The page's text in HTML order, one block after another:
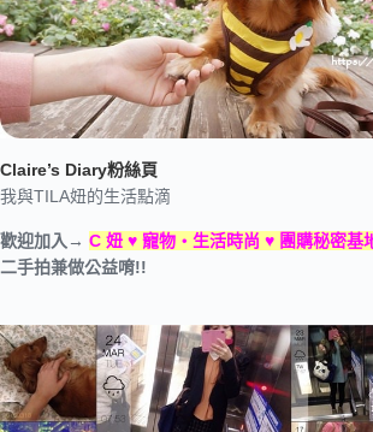
Claire’s Diary粉絲頁
我與TILA妞的生活點滴
歡迎加入→ C 妞 ♥ 寵物‧生活時尚 ♥ 團購秘密基
二手拍兼做公益唷!!